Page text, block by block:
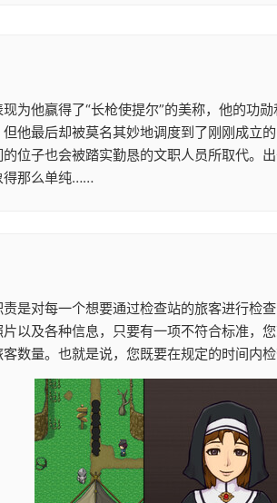
为他赢得了“长枪使提尔”的美称，他的功
他最后却被莫名其妙地调度到了刚刚成立
位子也会被踏实勤恳的文职人员所取代。
得那么单纯……
是对每一个想要通过检查站的旅客进行检
以及各种信息，只要有一项不符合标准，
数量。也就是说，您既要在规定的时间内